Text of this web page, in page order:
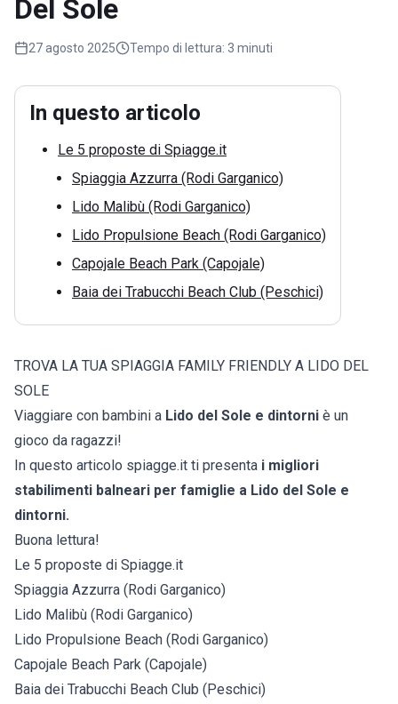
Del Sole
27 agosto 2025 Tempo di lettura: 3 minuti
In questo articolo
Le 5 proposte di Spiagge.it
Spiaggia Azzurra (Rodi Garganico)
Lido Malibù (Rodi Garganico)
Lido Propulsione Beach (Rodi Garganico)
Capojale Beach Park (Capojale)
Baia dei Trabucchi Beach Club (Peschici)
TROVA LA TUA SPIAGGIA FAMILY FRIENDLY A LIDO DEL
SOLE
Viaggiare con bambini a Lido del Sole e dintorni è un
gioco da ragazzi!
In questo articolo spiagge.it ti presenta i migliori
stabilimenti balneari per famiglie a Lido del Sole e
dintorni.
Buona lettura!
Le 5 proposte di Spiagge.it
Spiaggia Azzurra (Rodi Garganico)
Lido Malibù (Rodi Garganico)
Lido Propulsione Beach (Rodi Garganico)
Capojale Beach Park (Capojale)
Baia dei Trabucchi Beach Club (Peschici)